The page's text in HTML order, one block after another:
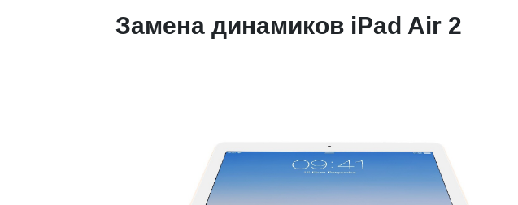
Замена динамиков iPad Air 2